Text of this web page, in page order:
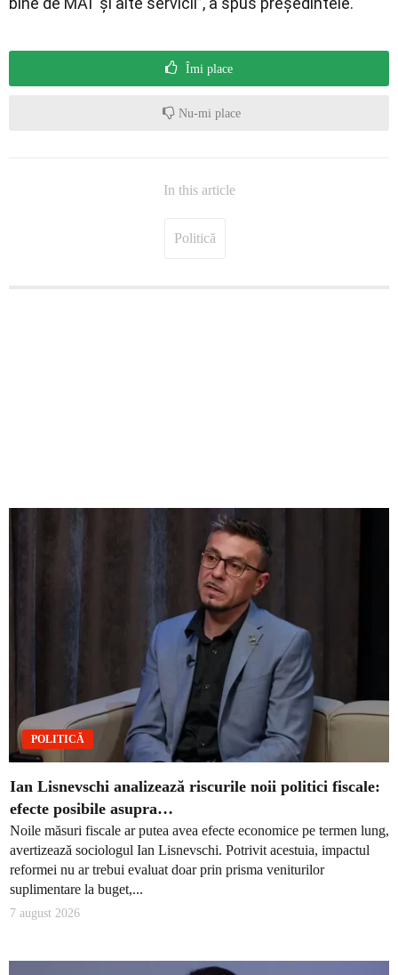
Îmi place
Nu-mi place
In this article
Politică
POLITICĂ
Ian Lisnevschi analizează riscurile noii politici fiscale:
efecte posibile asupra…
Noile măsuri fiscale ar putea avea efecte economice pe termen lung,
avertizează sociologul Ian Lisnevschi. Potrivit acestuia, impactul
reformei nu ar trebui evaluat doar prin prisma veniturilor
suplimentare la buget,...
7 august 2026